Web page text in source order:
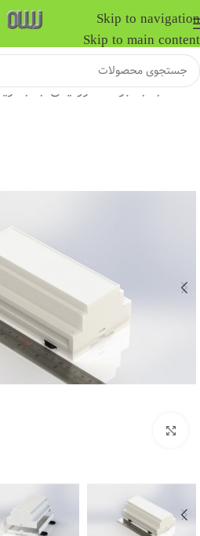
Skip to navigation
Skip to main content
خانه/جعبه برد الکترونیکی/جعبه